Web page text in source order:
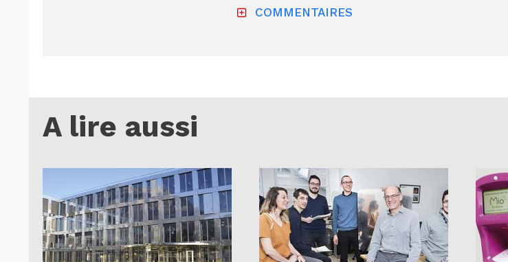
COMMENTAIRES
A lire aussi